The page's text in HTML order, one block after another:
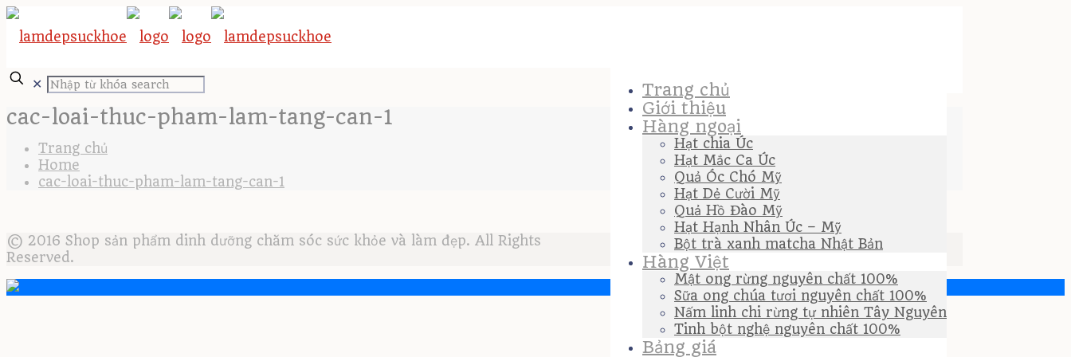
Trang chủ
Giới thiệu
Hàng ngoại
Hạt chia Úc
Hạt Mắc Ca Úc
Quả Óc Chó Mỹ
Hạt Dẻ Cười Mỹ
Quả Hồ Đào Mỹ
Hạt Hạnh Nhân Úc – Mỹ
Bột trà xanh matcha Nhật Bản
Hàng Việt
Mật ong rừng nguyên chất 100%
Sữa ong chúa tươi nguyên chất 100%
Nấm linh chi rừng tự nhiên Tây Nguyên
Tinh bột nghệ nguyên chất 100%
Bảng giá
✕
cac-loai-thuc-pham-lam-tang-can-1
Trang chủ
Home
cac-loai-thuc-pham-lam-tang-can-1
© 2016 Shop sản phẩm dinh dưỡng chăm sóc sức khỏe và làm đẹp. All Rights
Reserved.